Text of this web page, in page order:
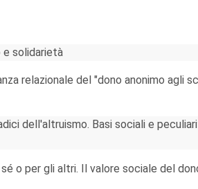
e solidarietà
relazionale del "dono anonimo agli
dell'altruismo. Basi sociali e
o per gli altri. Il valore sociale del